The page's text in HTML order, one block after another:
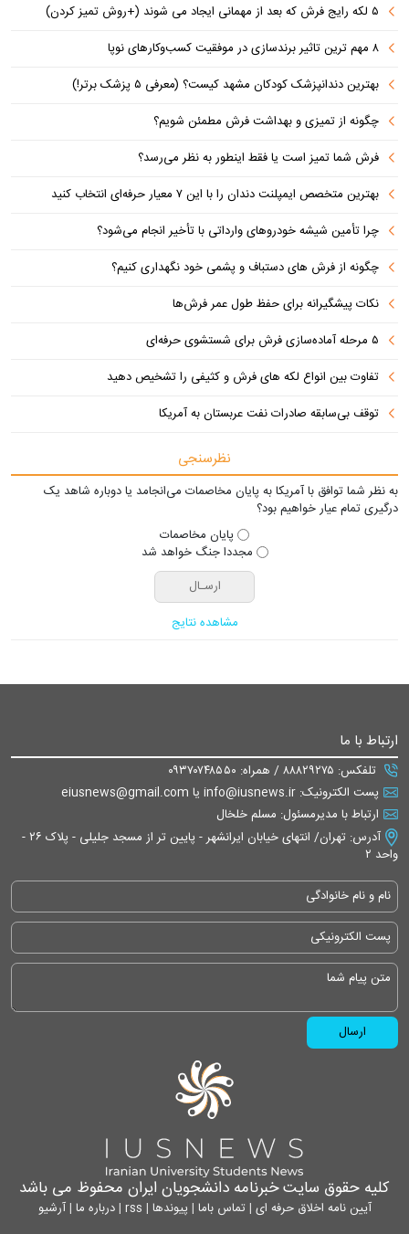
۵ لکه رایج فرش که بعد از مهمانی ایجاد می شوند (+روش تمیز کردن)
۸ مهم ترین تاثیر برندسازی در موفقیت کسب‌وکارهای نوپا
بهترین دندانپزشک کودکان مشهد کیست؟ (معرفی ۵ پزشک برتر!)
چگونه از تمیزی و بهداشت فرش مطمئن شویم؟
فرش شما تمیز است یا فقط اینطور به نظر می‌رسد؟
بهترین متخصص ایمپلنت دندان را با این ۷ معیار حرفه‌ای انتخاب کنید
چرا تأمین شیشه خودروهای وارداتی با تأخیر انجام می‌شود؟
چگونه از فرش های دستباف و پشمی خود نگهداری کنیم؟
نکات پیشگیرانه برای حفظ طول عمر فرش‌ها
۵ مرحله آماده‌سازی فرش برای شستشوی حرفه‌ای
تفاوت‌ بین انواع لکه های فرش و کثیفی را تشخیص دهید
توقف بی‌سابقه صادرات نفت عربستان به آمریکا
نظرسنجی
به نظر شما توافق با آمریکا به پایان مخاصمات می‌انجامد یا دوباره شاهد یک
درگیری تمام عیار خواهیم بود؟
پایان مخاصمات
مجددا جنگ خواهد شد
مشاهده نتایج
ارتباط با ما
تلفکس: ۸۸۸۲۹۲۷۵ / همراه: ۰۹۳۷۰۷۴۸۵۵۰
پست الکترونیک: info@iusnews.ir یا eiusnews@gmail.com
ارتباط با مدیرمسئول: مسلم خلخال
آدرس: تهران/ انتهای خیابان ایرانشهر - پایین تر از مسجد جلیلی - پلاک ۲۶ -
واحد ۲
کلیه حقوق سایت خبرنامه دانشجویان ایران محفوظ می باشد
آیین نامه اخلاق حرفه ای | تماس باما | پیوندها |
rss
|درباره ما |آرشیو